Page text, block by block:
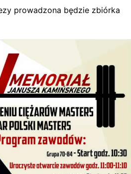
prowadzona będzie zbiórka